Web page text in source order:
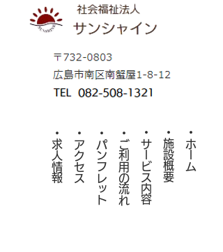
・求人情報 ・アクセス ・パンフレット・ご利用の流れ・サービス内容 ・施設概要 ・ホーム